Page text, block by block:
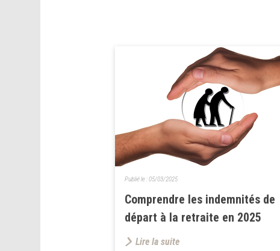
Comprendre les indemnités de
départ à la retraite en 2025
Publié le :05/03/2025
Lire la suite